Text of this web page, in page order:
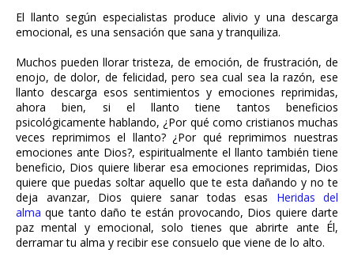
El llanto según especialistas produce alivio y una descarga
emocional, es una sensación que sana y tranquiliza.
Muchos pueden llorar tristeza, de emoción, de frustración, de
enojo, de dolor, de felicidad, pero sea cual sea la razón, ese
llanto descarga esos sentimientos y emociones reprimidas,
ahora bien, si el llanto tiene tantos beneficios
psicológicamente hablando, ¿Por qué como cristianos muchas
veces reprimimos el llanto? ¿Por qué reprimimos nuestras
emociones ante Dios?, espiritualmente el llanto también tiene
beneficio, Dios quiere liberar esa emociones reprimidas, Dios
quiere que puedas soltar aquello que te esta dañando y no te
deja avanzar, Dios quiere sanar todas esas Heridas del
alma que tanto daño te están provocando, Dios quiere darte
paz mental y emocional, solo tienes que abrirte ante Él,
derramar tu alma y recibir ese consuelo que viene de lo alto.